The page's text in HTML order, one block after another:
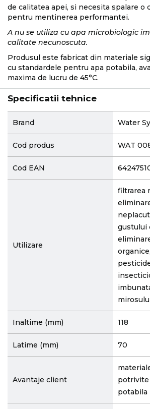
de calitatea apei, si necesita spalare o
pentru mentinerea performantei.
A nu se utiliza cu apa microbiologic
calitate necunoscuta.
Produsul este fabricat din materiale
cu standardele pentru apa potabila,
maxima de lucru de 45°C.
Specificatii tehnice
Brand Water
Cod produs WAT
Cod EAN
Utilizare
filtrarea
gustului
Inaltime (mm) 118
Latime (mm) 70
Avantaje client
potrivite
potabila